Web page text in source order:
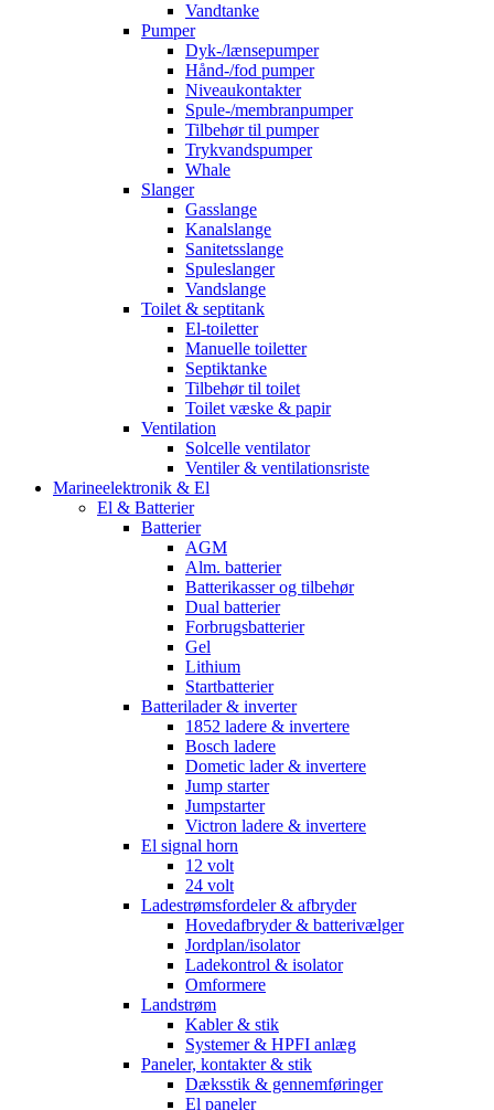
Vandtanke
Pumper
Dyk-/lænsepumper
Hånd-/fod pumper
Niveaukontakter
Spule-/membranpumper
Tilbehør til pumper
Trykvandspumper
Whale
Slanger
Gasslange
Kanalslange
Sanitetsslange
Spuleslanger
Vandslange
Toilet & septitank
El-toiletter
Manuelle toiletter
Septiktanke
Tilbehør til toilet
Toilet væske & papir
Ventilation
Solcelle ventilator
Ventiler & ventilationsriste
Marineelektronik & El
El & Batterier
Batterier
AGM
Alm. batterier
Batterikasser og tilbehør
Dual batterier
Forbrugsbatterier
Gel
Lithium
Startbatterier
Batterilader & inverter
1852 ladere & invertere
Bosch ladere
Dometic lader & invertere
Jump starter
Jumpstarter
Victron ladere & invertere
El signal horn
12 volt
24 volt
Ladestrømsfordeler & afbryder
Hovedafbryder & batterivælger
Jordplan/isolator
Ladekontrol & isolator
Omformere
Landstrøm
Kabler & stik
Systemer & HPFI anlæg
Paneler, kontakter & stik
Dæksstik & gennemføringer
El paneler